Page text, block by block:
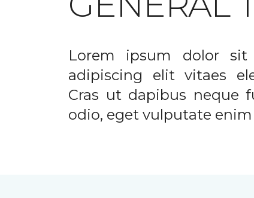
Lorem ipsum dolor sit
adipiscing elit vitaes
Cras ut dapibus neque
odio, eget vulputate